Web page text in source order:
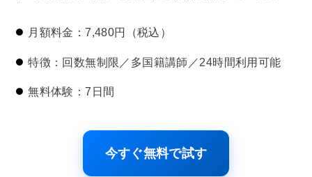
月額料金：7,480円（税込）
特徴：回数無制限／多国籍講師／24時間利用可能
無料体験：7日間
今すぐ無料で試す